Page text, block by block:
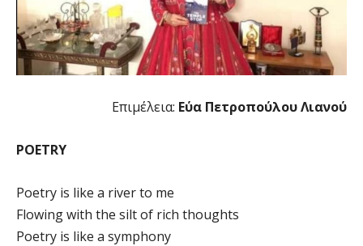
Επιμέλεια: Εύα Πετροπούλου Λιανού
POETRY
Poetry is like a river to me
Flowing with the silt of rich thoughts
Poetry is like a symphony